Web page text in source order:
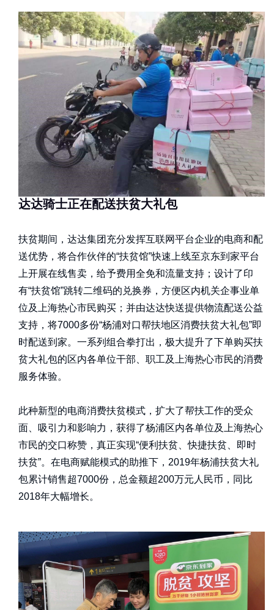
达达骑士正在配送扶贫大礼包
扶贫期间，达达集团充分发挥互联网平台企业的电商和配
送优势，将合作伙伴的“扶贫馆”快速上线至京东到家平台
上开展在线售卖，给予费用全免和流量支持；设计了印
有“扶贫馆”跳转二维码的兑换券，方便区内机关企事业单
位及上海热心市民购买；并由达达快送提供物流配送公益
支持，将7000多份“杨浦对口帮扶地区消费扶贫大礼包”即
时配送到家。一系列组合拳打出，极大提升了下单购买扶
贫大礼包的区内各单位干部、职工及上海热心市民的消费
服务体验。
此种新型的电商消费扶贫模式，扩大了帮扶工作的受众
面、吸引力和影响力，获得了杨浦区内各单位及上海热心
市民的交口称赞，真正实现“便利扶贫、快捷扶贫、即时
扶贫”。在电商赋能模式的助推下，2019年杨浦扶贫大礼
包累计销售超7000份，总金额超200万元人民币，同比
2018年大幅增长。